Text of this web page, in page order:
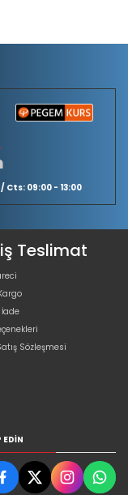
09:00 - 13:00
Teslimat
Sözleşmesi
EDIN